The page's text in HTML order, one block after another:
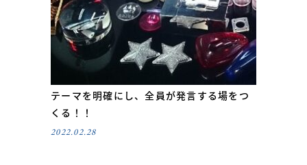
テーマを明確にし、全員が発言する場をつ
くる！！
2022.02.28